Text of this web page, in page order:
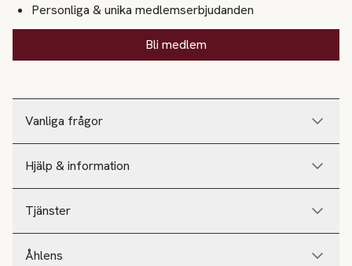
Vanliga frågor
Hjälp & information
Tjänster
Åhlens
Personliga & unika medlemserbjudanden
Bli medlem